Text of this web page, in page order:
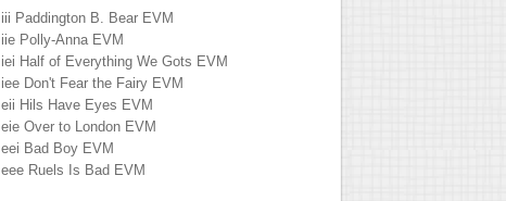
iii Paddington B. Bear EVM
iie Polly-Anna EVM
iei Half of Everything We Gots EVM
iee Don't Fear the Fairy EVM
eii Hils Have Eyes EVM
eie Over to London EVM
eei Bad Boy EVM
eee Ruels Is Bad EVM